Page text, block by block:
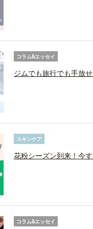
コラム&エッセイ
ジムでも旅行でも手放
スキンケア
花粉シーズン到来！今
コラム&エッセイ